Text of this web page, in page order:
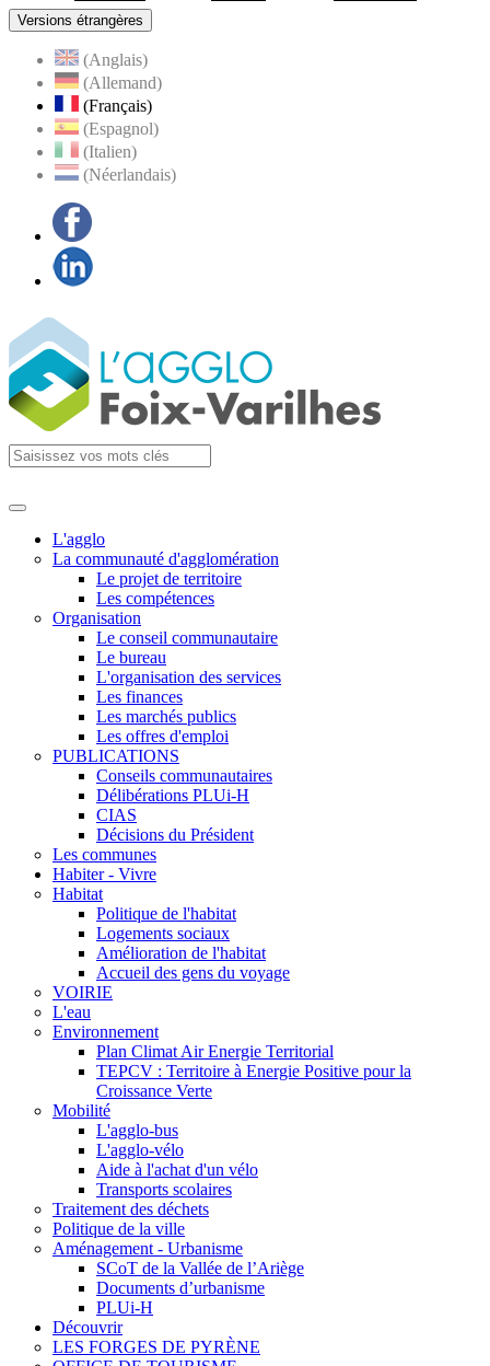
Versions étrangères
(Anglais)
(Allemand)
(Français)
(Espagnol)
(Italien)
(Néerlandais)
Agglo Foix-Varilhes
L'agglo
La communauté d'agglomération
Le projet de territoire
Les compétences
Organisation
Le conseil communautaire
Le bureau
L'organisation des services
Les finances
Les marchés publics
Les offres d'emploi
PUBLICATIONS
Conseils communautaires
Délibérations PLUi-H
CIAS
Décisions du Président
Les communes
Habiter - Vivre
Habitat
Politique de l'habitat
Logements sociaux
Amélioration de l'habitat
Accueil des gens du voyage
VOIRIE
L'eau
Environnement
Plan Climat Air Energie Territorial
TEPCV : Territoire à Energie Positive pour la
Croissance Verte
Mobilité
L'agglo-bus
L'agglo-vélo
Aide à l'achat d'un vélo
Transports scolaires
Traitement des déchets
Politique de la ville
Aménagement - Urbanisme
SCoT de la Vallée de l’Ariège
Documents d’urbanisme
PLUi-H
Découvrir
LES FORGES DE PYRÈNE